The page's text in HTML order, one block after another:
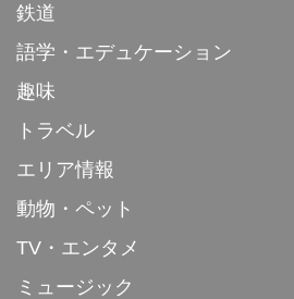
鉄道
語学・エデュケーション
趣味
トラベル
エリア情報
動物・ペット
TV・エンタメ
ミュージック